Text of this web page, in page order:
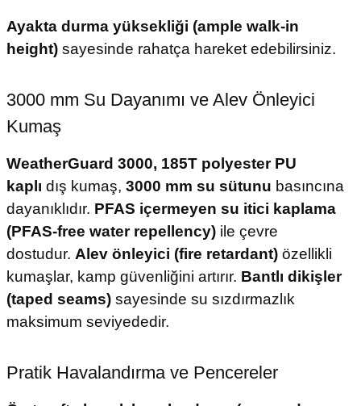
Ayakta durma yüksekliği (ample walk-in
height)sayesinde rahatça hareket edebilirsiniz.
3000 mm Su Dayanımı ve Alev Önleyici
Kumaş
WeatherGuard 3000, 185T polyester PU
kaplı dış kumaş, 3000 mm su sütunu basıncına
dayanıklıdır. PFAS içermeyen su itici kaplama
(PFAS-free water repellency)ile çevre
dostudur. Alev önleyici (fire retardant)özellikli
kumaşlar, kamp güvenliğini artırır. Bantlı dikişler
(taped seams)sayesinde su sızdırmazlık
maksimum seviyededir.
Pratik Havalandırma ve Pencereler